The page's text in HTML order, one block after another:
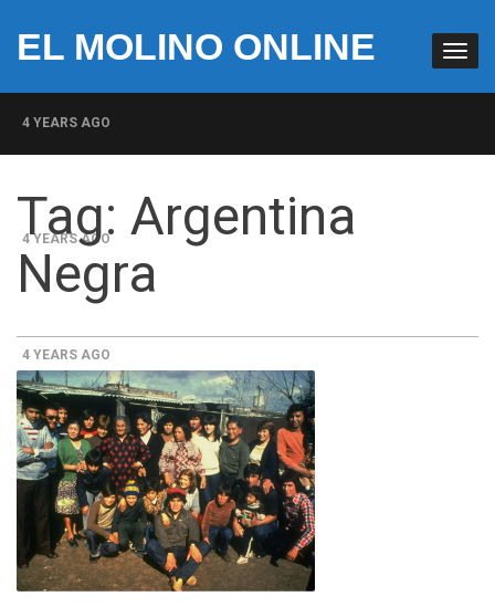
EL MOLINO ONLINE
4 YEARS AGO
Milicias fascistas en EUA: Lista de miembros de grupo
paramilitar muestra su penetración en la sociedad
4 YEARS AGO
La increíble y descarada historia del congresista por
4 YEARS AGO
Insurrección bolsonarista en Brasil lleva la firma del
Trumpismo
4 YEARS AGO
Control del Senado EUA en juego en 2da vuelta
electoral en Georgia
4 YEARS AGO
Tag: Argentina
Negra